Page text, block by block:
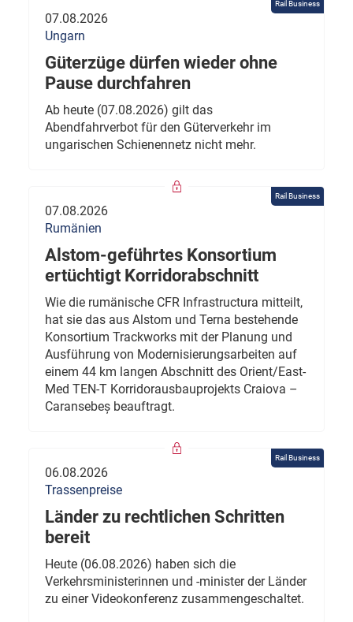
Rail Business
07.08.2026
Ungarn
Güterzüge dürfen wieder ohne
Pause durchfahren
Ab heute (07.08.2026) gilt das
Abendfahrverbot für den Güterverkehr im
ungarischen Schienennetz nicht mehr.
Rail Business
07.08.2026
Rumänien
Alstom-geführtes Konsortium
ertüchtigt Korridorabschnitt
Wie die rumänische CFR Infrastructura mitteilt,
hat sie das aus Alstom und Terna bestehende
Konsortium Trackworks mit der Planung und
Ausführung von Modernisierungsarbeiten auf
einem 44 km langen Abschnitt des Orient/East-
Med TEN-T Korridorausbauprojekts Craiova –
Caransebeș beauftragt.
Rail Business
06.08.2026
Trassenpreise
Länder zu rechtlichen Schritten
bereit
Heute (06.08.2026) haben sich die
Verkehrsministerinnen und -minister der Länder
zu einer Videokonferenz zusammengeschaltet.